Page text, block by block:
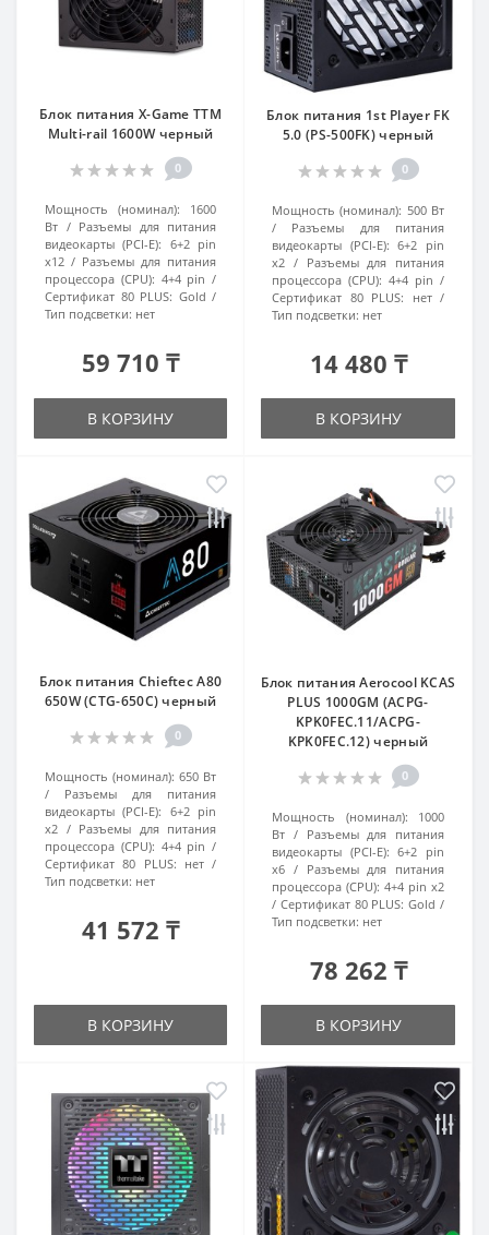
Блок питания X-Game TTM
Multi-rail 1600W черный
0
Мощность (номинал):
1600
Вт
Разъемы для питания
видеокарты (PCI-E): 6+2 pin
x12
Разъемы для питания
процессора (CPU): 4+4 pin
Сертификат 80 PLUS: Gold
Тип подсветки: нет
59 710 ₸
В КОРЗИНУ
Блок питания 1st Player FK
5.0 (PS-500FK) черный
0
Мощность (номинал): 500 Вт
Разъемы для питания
видеокарты (PCI-E): 6+2 pin
x2
Разъемы для питания
процессора (CPU): 4+4 pin
Сертификат 80 PLUS:
нет
Тип подсветки: нет
14 480 ₸
В КОРЗИНУ
Блок питания Chieftec A80
650W (CTG-650C) черный
0
Мощность (номинал): 650 Вт
Разъемы для питания
видеокарты (PCI-E): 6+2 pin
x2
Разъемы для питания
процессора (CPU): 4+4 pin
Сертификат 80 PLUS: нет
Тип подсветки: нет
41 572 ₸
В КОРЗИНУ
Блок питания Aerocool KCAS
PLUS 1000GM (ACPG-
KPK0FEC.11/ACPG-
KPK0FEC.12) черный
0
Мощность (номинал):
1000
Вт
Разъемы для питания
видеокарты (PCI-E): 6+2 pin
x6
Разъемы для питания
процессора (CPU): 4+4 pin x2
Сертификат 80 PLUS: Gold
Тип подсветки: нет
78 262 ₸
В КОРЗИНУ